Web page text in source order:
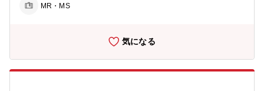
ジメント層とMRに説明と実行計画への落とし込み ■実行計画のKPI・
■上記を通じて、販売目標の達成に導く
MR・MS
気になる